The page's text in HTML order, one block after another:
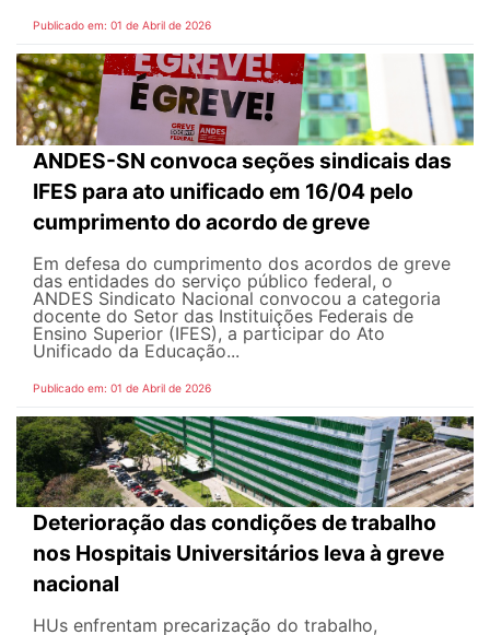
Publicado em: 01 de Abril de 2026
ANDES-SN convoca seções sindicais das
IFES para ato unificado em 16/04 pelo
cumprimento do acordo de greve
Em defesa do cumprimento dos acordos de greve
das entidades do serviço público federal, o
ANDES Sindicato Nacional convocou a categoria
docente do Setor das Instituições Federais de
Ensino Superior (IFES), a participar do Ato
Unificado da Educação...
Publicado em: 01 de Abril de 2026
Deterioração das condições de trabalho
nos Hospitais Universitários leva à greve
nacional
HUs enfrentam precarização do trabalho,